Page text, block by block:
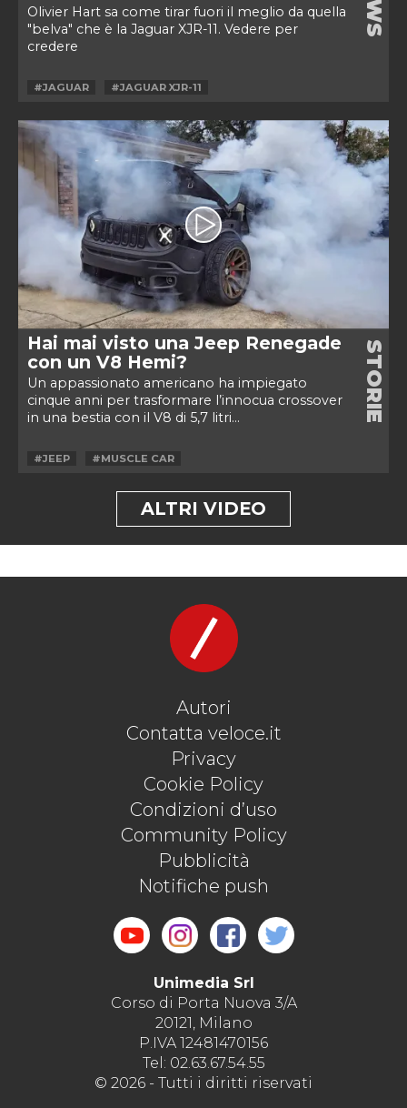
Olivier Hart sa come tirar fuori il meglio da quella
"belva" che è la Jaguar XJR-11. Vedere per
credere
#JAGUAR #JAGUAR XJR-11
Hai mai visto una Jeep Renegade
con un V8 Hemi?
Un appassionato americano ha impiegato
cinque anni per trasformare l’innocua crossover
in una bestia con il V8 di 5,7 litri...
STORIE
#JEEP #MUSCLE CAR
ALTRI VIDEO
Autori
Contatta veloce.it
Privacy
Cookie Policy
Condizioni d’uso
Community Policy
Pubblicità
Notifiche push
Unimedia Srl
Corso di Porta Nuova 3/A
20121, Milano
P.IVA 12481470156
Tel: 02.63.67.54.55
© 2026 - Tutti i diritti riservati